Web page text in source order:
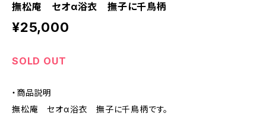
撫松庵 セオα浴衣 撫子に千鳥柄
¥25,000
SOLD OUT
・商品説明
撫松庵 セオα浴衣 撫子に千鳥柄です。